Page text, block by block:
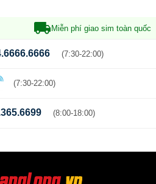
Miễn phí giao sim toàn quốc
(7:30-22:00)
(7:30-22:00)
(8:00-18:00)